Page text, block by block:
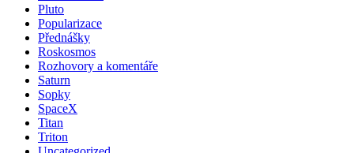
Pluto
Popularizace
Přednášky
Roskosmos
Rozhovory a komentáře
Saturn
Sopky
SpaceX
Titan
Triton